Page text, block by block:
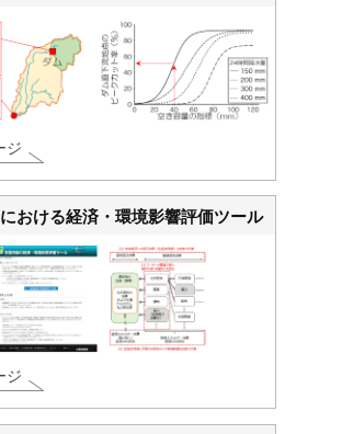
ジ
おける経済・環境影響評価ツール
ジ